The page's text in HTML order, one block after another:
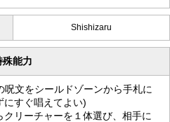
Shishizaru
殊能力
文をシールドゾーンから手札に
にすぐ唱えてよい)
リーチャーを１体選び、相手に